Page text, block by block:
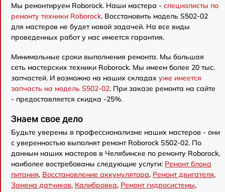
Мы ремонтируем Roborock. Наши мастера - специалисты по
ремонту техники Roborock. Восстановить модель S502-02
для мастеров не будет новой задачей. На все виды
проведенных работ у нас имеется гарантия.
Минимальные сроки выполнения ремонта. Мы большая
сеть мастерских техники Roborock. Мы имеем более 20 тыс.
запчастей. И возможно на наших складах уже имеется
запчасть на модель S502-02. При заказе ремонта на сайте
- предоставляется скидка -25%.
Знаем свое дело
Будьте уверены в профессионализме наших мастеров - они
с уверенностью выполнят ремонт Roborock S502-02. По
данным наших мастеров в Челябинске по ремонту Roborock,
наиболее востребованы следующие услуги: Ремонт блока
питания, Восстановление аккумулятора, Ремонт двигателя,
Замена датчиков, Калибровка, Ремонт гидросистемы,